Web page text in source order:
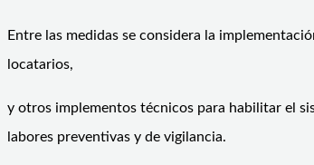
Entre las medidas se considera la
locatarios,
y otros implementos técnicos para habilitar el
labores preventivas y de vigilancia.